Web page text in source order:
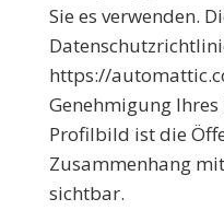
Sie es verwenden.
https://
Genehmigung
Profilbild ist die
Zusammenhang
sichtbar.